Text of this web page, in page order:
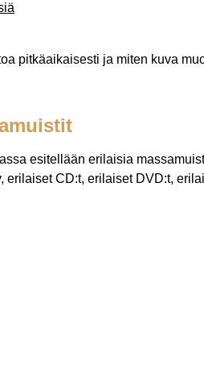
pitkäaikaisesti ja miten kuva
esitellään erilaisia
erilaiset CD:t, erilaiset DVD:t,